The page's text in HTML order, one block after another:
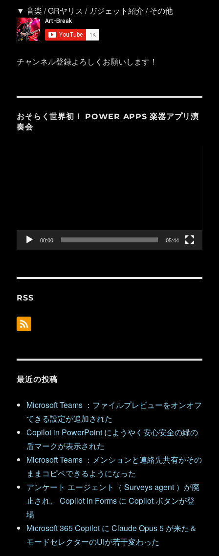
▼ 音楽 / GRヤリス / ガジェット紹介 / その他
チャンネル登録よろしくお願いします！
おそらく世界初！ POWER APPS 楽器アプリ演
奏会
ー
00:00 05:44
RSS
最近の投稿
Microsoft Teams ：ファイルプレビューをオンオフ
できる設定が追加された
Copilot in PowerPoint にようやく安心安全の緑の
盾マークが表示された
Microsoft Teams ：メンションと連絡先共有がその
ままコピペできるようになった
アンケート エージェント（ Surveys agent ）が廃
止され、 Copilot in Forms に Copilot ボタンが登
場
Microsoft 365 Copilot に Claude Opus 5 が来た＆
モードセレクターのUIが若干変わった